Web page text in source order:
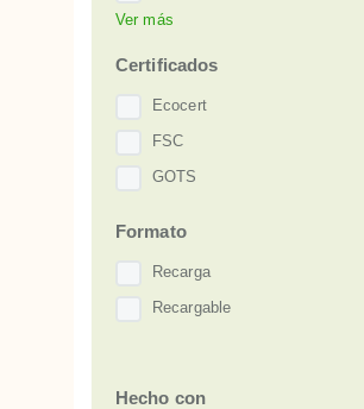
Vegan
Zero Waste
Ver más
Certificados
Ecocert
FSC
GOTS
Formato
Recarga
Recargable
Hecho con